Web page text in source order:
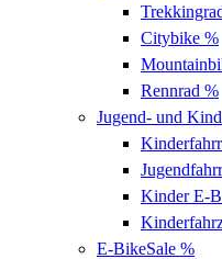
Citybike %
Rennrad %
Jugend- und
Kinder E-
E-BikeSale %